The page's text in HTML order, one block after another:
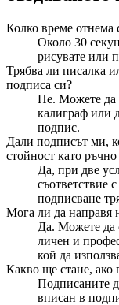
Колко време отнема
Около 30
рисувате или
Трябва ли писалка
подписа си?
Не. Можете да
калиграф или
подпис.
Дали подписът ми,
стойност като
Да, при две
съответствие
подписване
Мога ли да направя
Да. Можете да
личен и
кой да
Какво ще стане, ако
Подписаните
вписан в